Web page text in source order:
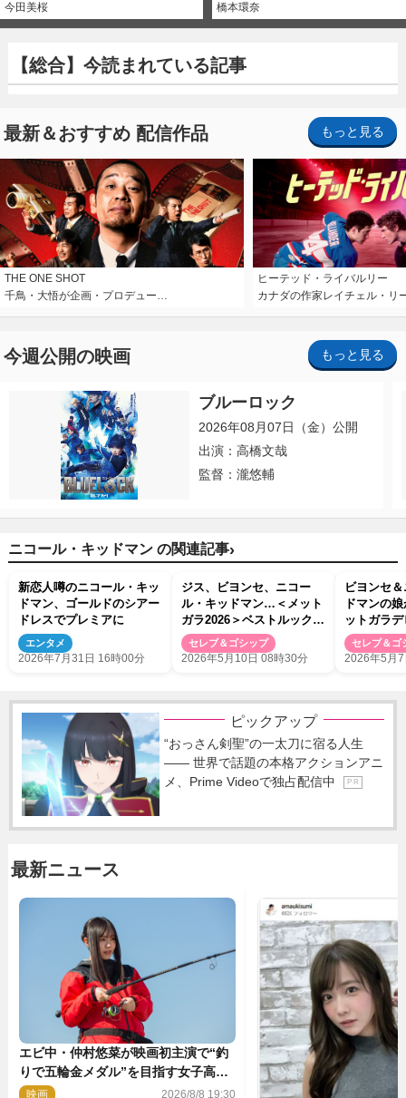
今田美桜 橋本環奈
【総合】今読まれている記事
最新＆おすすめ 配信作品 もっと見る
THE ONE SHOT
千鳥・大悟が企画・プロデュー…
ヒーテッド・ライバルリー
カナダの作家レイチェル・リ
今週公開の映画 もっと見る
ブルーロック
2026年08月07日（金）公開
出演：高橋文哉
監督：瀧悠輔
ニコール・キッドマン の関連記事›
新恋人噂のニコール・キッ
ドマン、ゴールドのシアー
ドレスでプレミアに
エンタメ
2026年7月31日 16時00分
ジス、ビヨンセ、ニコー
ル・キッドマン…＜メット
ガラ2026＞ベストルック10
選セレブ＆ゴシップ
2026年5月10日 08時30分
ビヨンセ
ドマンの
ットガラ
セレブ＆ゴ
2026年5月
ピックアップ
“おっさん剣聖”の一太刀に宿る人生
―― 世界で話題の本格アクションアニ
メ、Prime Videoで独占配信中
P R
最新ニュース
エビ中・仲村悠菜が映画初主演で“釣
りで五輪金メダル”を目指す女子高生
に！ 映画『つりこまち』今秋公開
映画 2026/8/8 19:30